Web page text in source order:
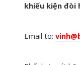
khiếu kiện đòi
Email to: